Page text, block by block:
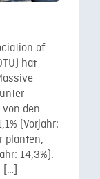
of
hat
den
(Vorjahr:
planten,
14,3%).
[…]